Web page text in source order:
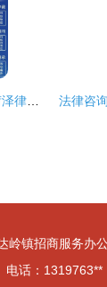
岭镇招商服务办
电话：1319763**